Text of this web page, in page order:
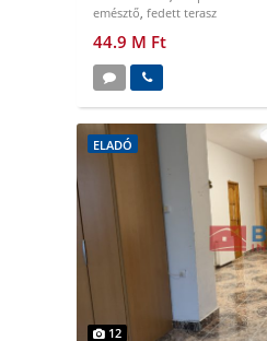
emésztő, fedett terasz
44.9 M Ft
ELADÓ
12